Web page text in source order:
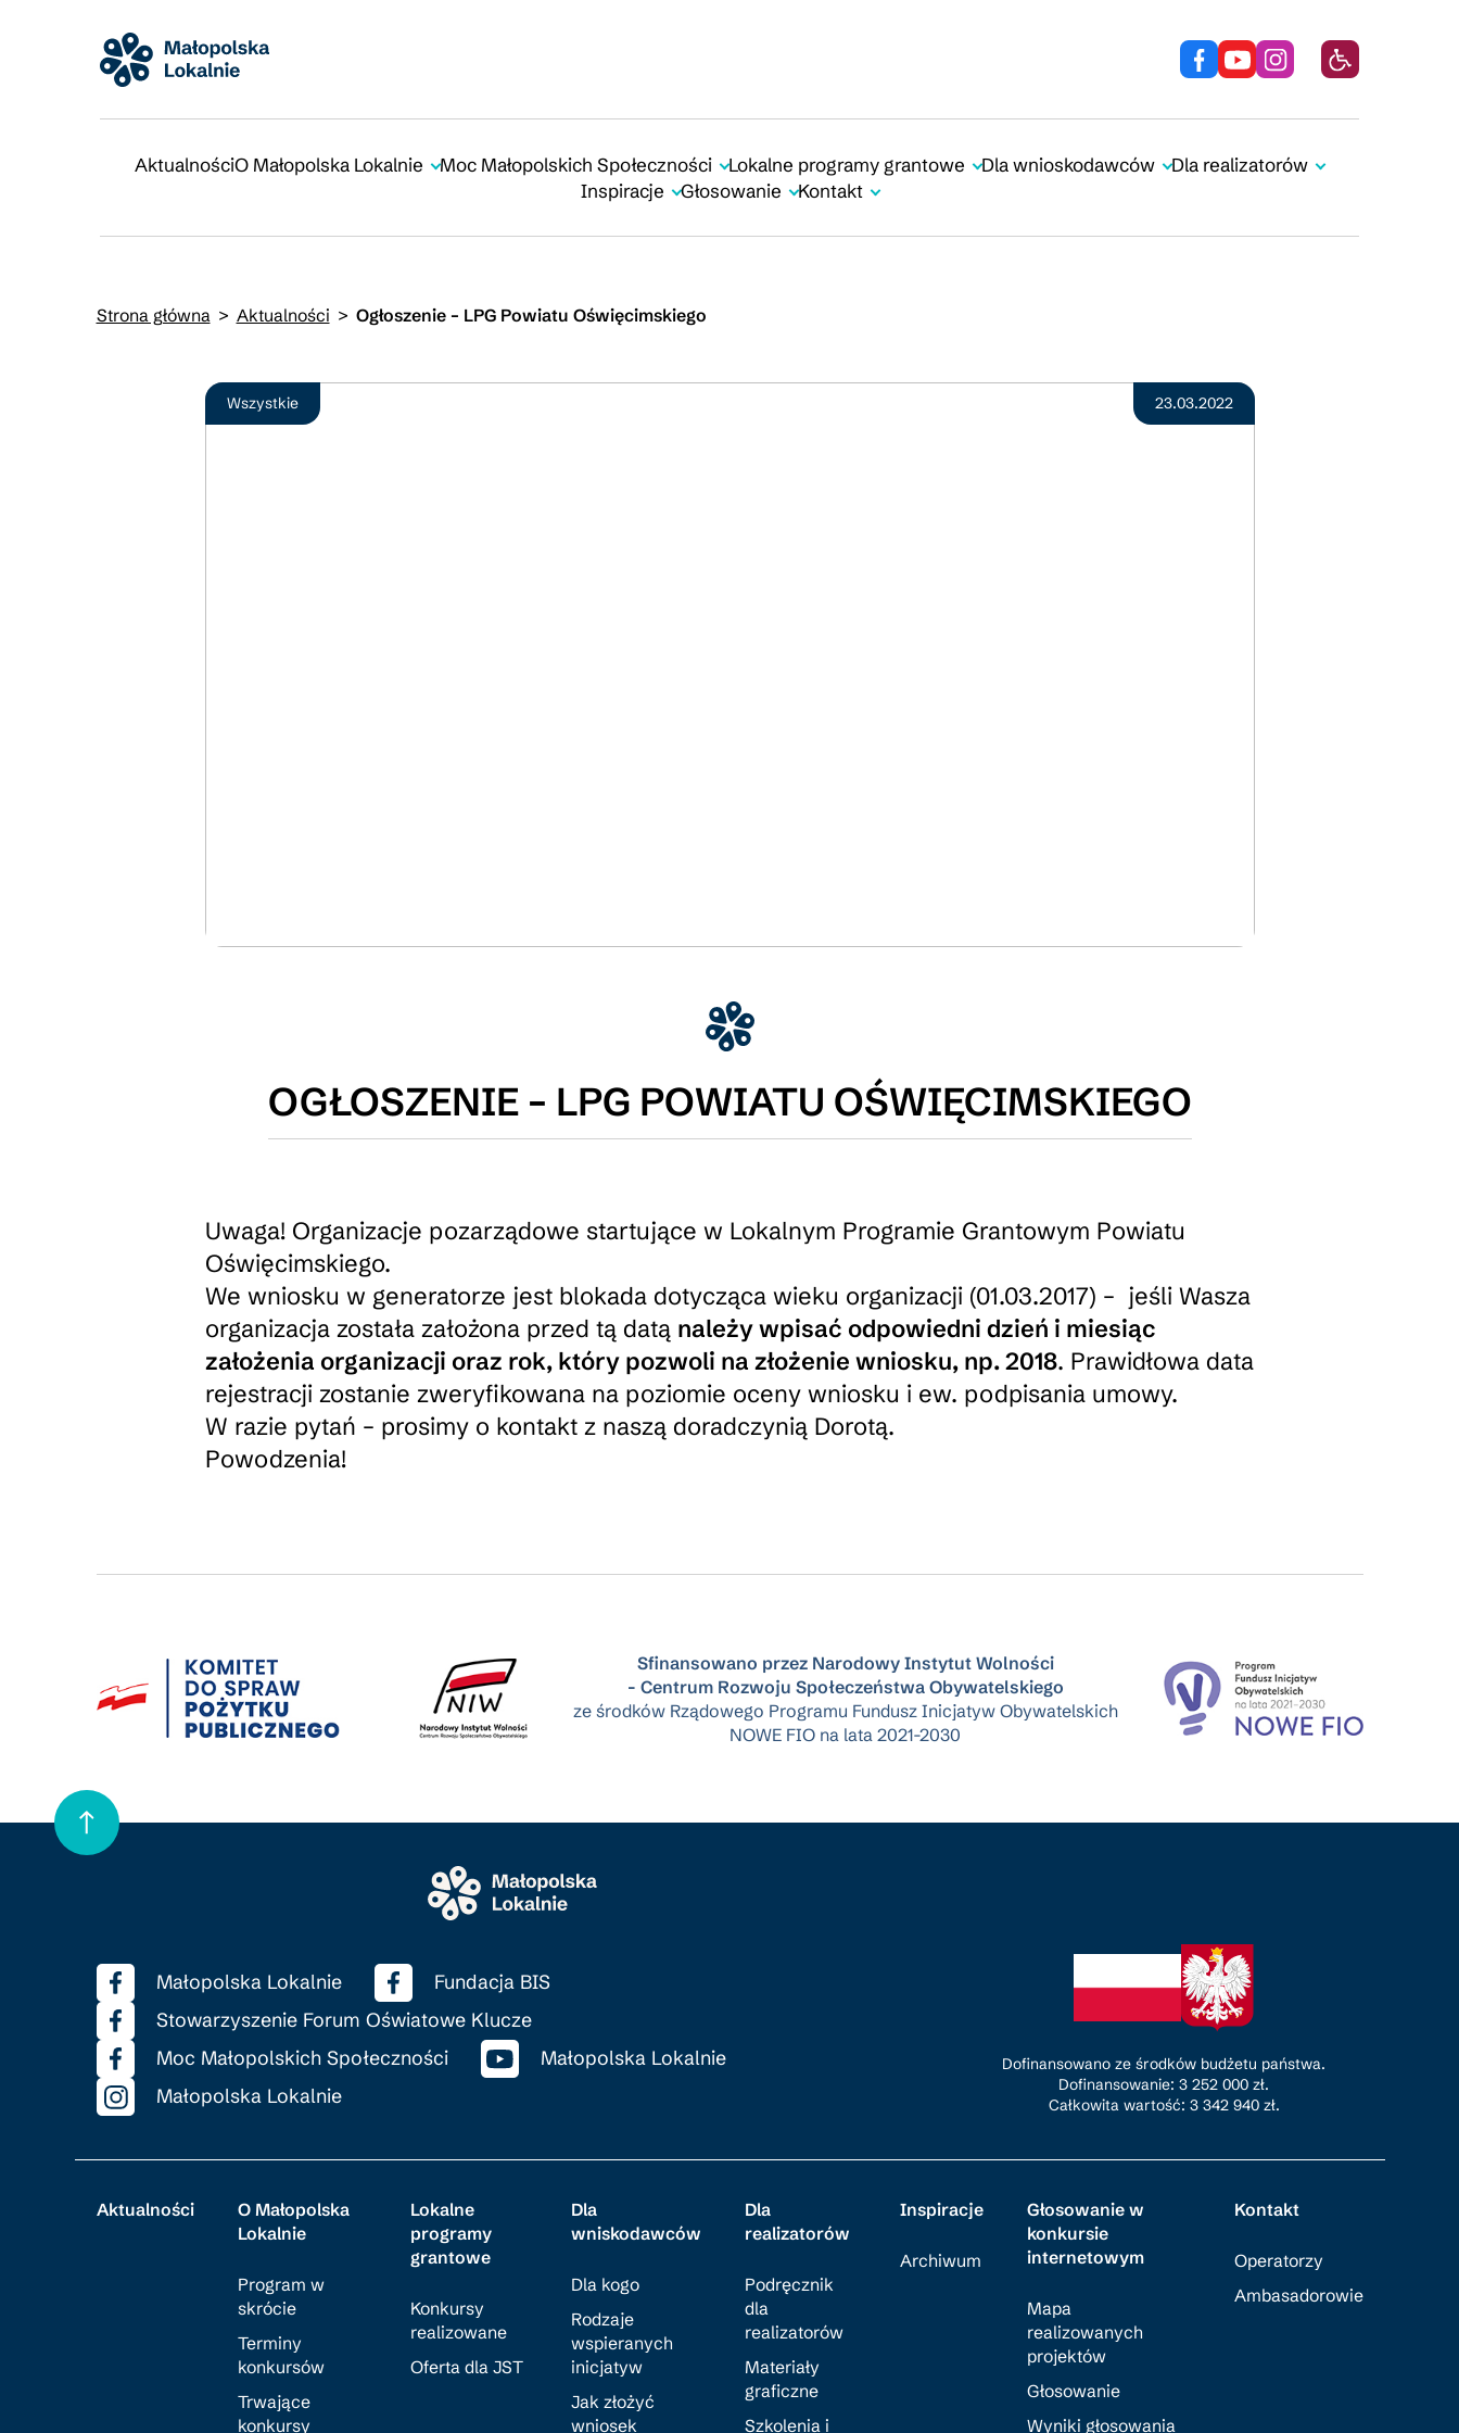
AktualnościO Małopolska Lokalnie Moc Małopolskich Społeczności Lokalne programy grantowe Dla wnioskodawców
Dla realizatorów
Inspiracje
Głosowanie Kontakt
Strona główna > Aktualności > Ogłoszenie – LPG Powiatu Oświęcimskiego
Wszystkie 23.03.2022
OGŁOSZENIE – LPG POWIATU OŚWIĘCIMSKIEGO
Uwaga! Organizacje pozarządowe startujące w Lokalnym Programie Grantowym Powiatu
Oświęcimskiego.
We wniosku w generatorze jest blokada dotycząca wieku organizacji (01.03.2017) – jeśli Wasza
organizacja została założona przed tą datą należy wpisać odpowiedni dzień i miesiąc
założenia organizacji oraz rok, który pozwoli na złożenie wniosku, np. 2018. Prawidłowa data
rejestracji zostanie zweryfikowana na poziomie oceny wniosku i ew. podpisania umowy.
W razie pytań – prosimy o kontakt z naszą doradczynią Dorotą.
Powodzenia!
Sfinansowano przez Narodowy Instytut Wolności
- Centrum Rozwoju Społeczeństwa Obywatelskiego
ze środków Rządowego Programu Fundusz Inicjatyw Obywatelskich
NOWE FIO na lata 2021-2030
Małopolska Lokalnie
Fundacja BIS
Stowarzyszenie Forum Oświatowe Klucze
Moc Małopolskich Społeczności
Małopolska Lokalnie
Małopolska Lokalnie
Dofinansowano ze środków budżetu państwa.
Dofinansowanie: 3 252 000 zł.
Całkowita wartość: 3 342 940 zł.
Aktualności
O Małopolska
Lokalnie
Program w
skrócie
Terminy
konkursów
Trwające
konkursy
Lokalne
programy
grantowe
Konkursy
realizowane
Oferta dla JST
Dla
wniskodawców
Dla kogo
Rodzaje
wspieranych
inicjatyw
Jak złożyć
wniosek
Dla
realizatorów
Podręcznik
dla
realizatorów
Materiały
graficzne
Szkolenia i
Inspiracje
Archiwum
Głosowanie w
konkursie
internetowym
Mapa
realizowanych
projektów
Głosowanie
Wyniki głosowania
Kontakt
Operatorzy
Ambasadorowie